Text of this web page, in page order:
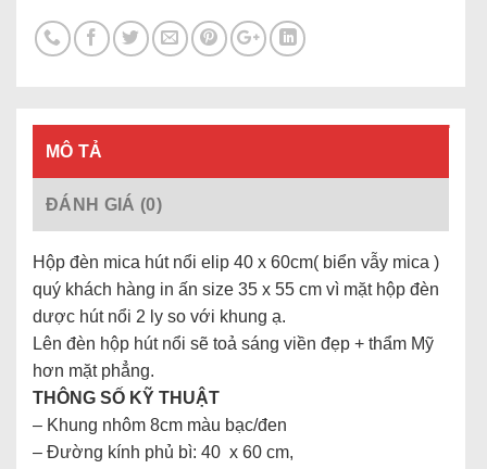
MÔ TẢ
ĐÁNH GIÁ (0)
Hộp đèn mica hút nổi elip 40 x 60cm( biển vẫy mica )
quý khách hàng in ấn size 35 x 55 cm vì mặt hộp đèn
dược hút nổi 2 ly so với khung ạ.
Lên đèn hộp hút nổi sẽ toả sáng viền đẹp + thẩm Mỹ
hơn mặt phẳng.
THÔNG SỐ KỸ THUẬT
– Khung nhôm 8cm màu bạc/đen
– Đường kính phủ bì: 40 x 60 cm,